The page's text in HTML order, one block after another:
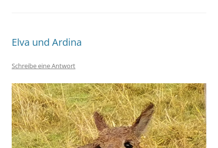
Elva und Ardina
Schreibe eine Antwort